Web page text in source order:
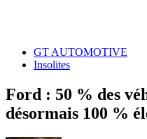
GT AUTOMOTIVE
Insolites
Ford : 50 % des
désormais 100 %